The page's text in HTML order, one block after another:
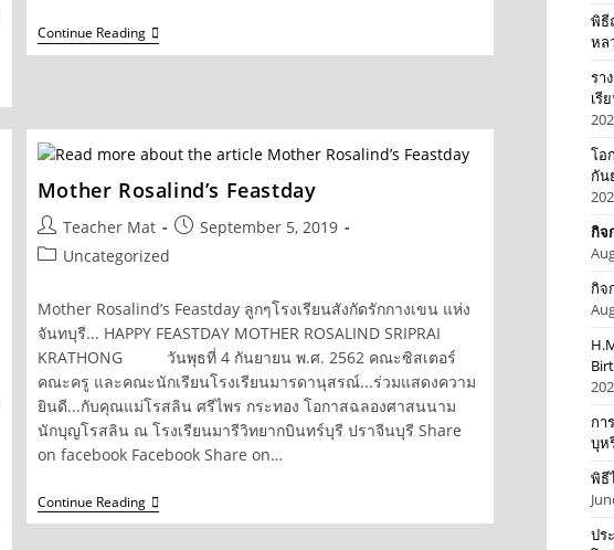
Continue Readingการ
อบรม
สรณ์
Mother Rosalind’s Feastday
Post
author:
Teacher Mat
PostSeptember 5, 2019
PostUncategorized
Mother Rosalind’s Feastday ลูกๆโรงเรียนสังกัดรักกางเขน แห่ง
จันทบุรี... HAPPY FEASTDAY MOTHER ROSALIND SRIPRAI
KRATHONG วันพุธที่ 4 กันยายน พ.ศ. 2562 คณะซิสเตอร์
คณะครู และคณะนักเรียนโรงเรียนมารดานุสรณ์...ร่วมแสดงความ
ยินดี...กับคุณแม่โรสลิน ศรีไพร กระทอง โอกาสฉลองศาสนนาม
นักบุญโรสลิน ณ โรงเรียนมารีวิทยากบินทร์บุรี ปราจีนบุรี Share
on facebook Facebook Share on…
Continue ReadingMother
Rosalind’s
พิธี
หล
รา
เรี
โอ
กัน
กิจ
กิจ
กา
บุห
พิธี
ปร